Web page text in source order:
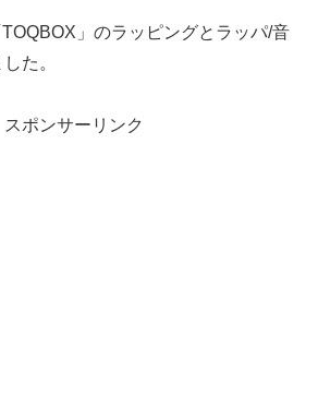
」のラッピングとラッパ/音
た。
スポンサーリンク